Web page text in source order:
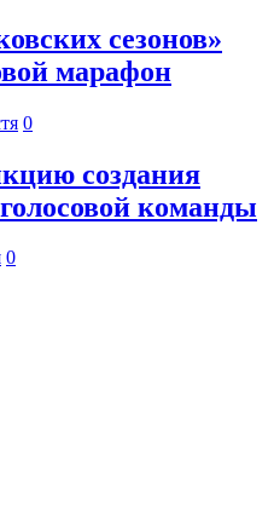
сезонов»
марафон
0
создания
команды
0